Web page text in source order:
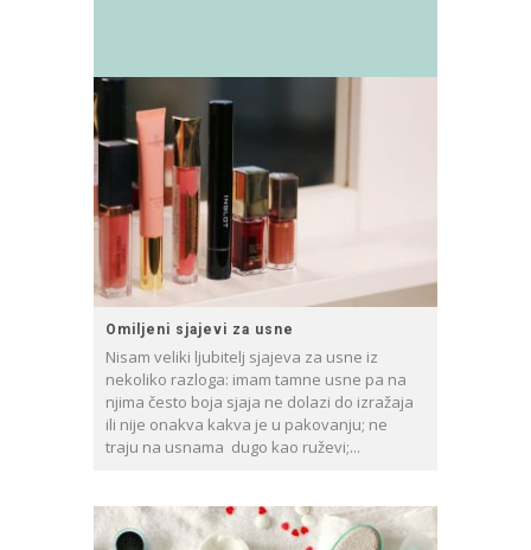
Omiljeni sjajevi za usne
Nisam veliki ljubitelj sjajeva za usne iz
nekoliko razloga: imam tamne usne pa na
njima često boja sjaja ne dolazi do izražaja
ili nije onakva kakva je u pakovanju; ne
traju na usnama dugo kao ruževi;...